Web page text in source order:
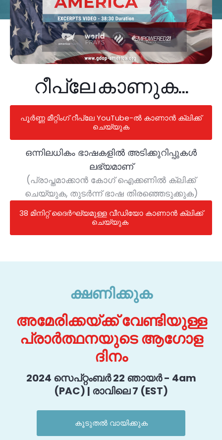
റീപ്ലേ കാണുക...
പൂർണ്ണ മീറ്റിംഗ് റീപ്ലേ YouTube-ൽ കാണാൻ ക്ലിക്ക്
ചെയ്യുക
ഒന്നിലധികം ഭാഷകളിൽ അടിക്കുറിപ്പുകൾ
ലഭ്യമാണ്
(പ്രാപ്തമാക്കാൻ കോഗ് ഐക്കണിൽ ക്ലിക്ക്
ചെയ്യുക, തുടർന്ന് ഭാഷ തിരഞ്ഞെടുക്കുക)
38 മിനിറ്റ് ദൈർഘ്യമുള്ള വീഡിയോ കാണാൻ ക്ലിക്ക്
ചെയ്യുക
ക്ഷണിക്കുക
അമേരിക്കയ്ക്ക് വേണ്ടിയുള്ള
പ്രാർത്ഥനയുടെ ആഗോള
ദിനം
2024 സെപ്റ്റംബർ 22 ഞായർ - 4am
(PAC) | രാവിലെ 7 (EST)
കൂടുതൽ വായിക്കുക